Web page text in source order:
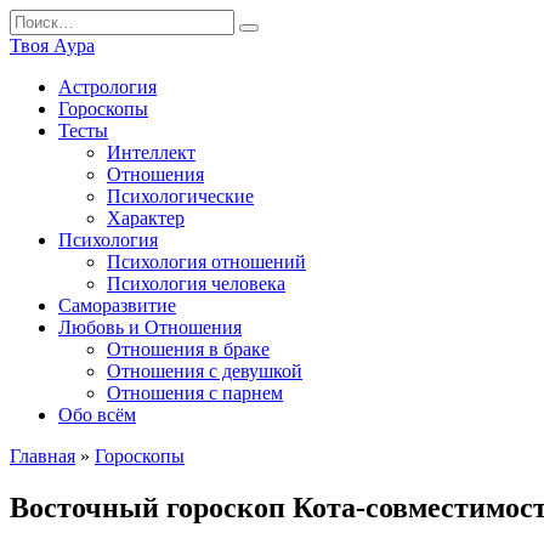
Перейти
к
содержанию
Search
for:
Твоя Аура
Астрология
Гороскопы
Тесты
Интеллект
Отношения
Психологические
Характер
Психология
Психология отношений
Психология человека
Саморазвитие
Любовь и Отношения
Отношения в браке
Отношения с девушкой
Отношения с парнем
Обо всём
Главная » Гороскопы
Восточный гороскоп Кота-